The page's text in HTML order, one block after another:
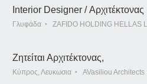
Interior Designer / Αρχιτέκτονας
Γλυφάδα ZAFIDO HOLDING HELLAS
Ζητείται Αρχιτέκτονας,
Κύπρος, Λευκωσια AVasiliou Architects